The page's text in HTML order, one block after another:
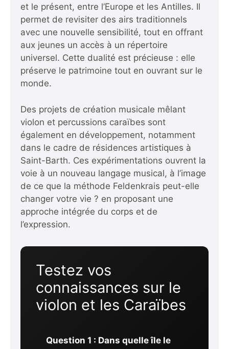
et le présent, entre l’Europe et les Antilles. Il
permet de revisiter des airs traditionnels
avec une nouvelle sensibilité, tout en offrant
aux jeunes un accès à un répertoire
universel. Cette dualité est précieuse : elle
préserve le patrimoine tout en ouvrant sur le
monde.
Des projets de création musicale mêlant
violon et percussions caraïbes sont
également en développement, notamment
dans le cadre de résidences artistiques à
Saint-Barth. Ces expérimentations ouvrent la
voie à un nouveau langage musical, à l’image
de ce que la méthode Feldenkrais peut-elle
changer votre vie ? en proposant une
approche intégrée du corps et de
l’expression.
Testez vos
connaissances sur le
violon et les Caraïbes
Question 1 : Dans quelle île le